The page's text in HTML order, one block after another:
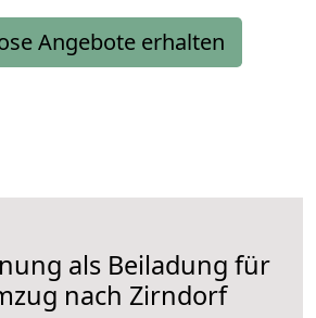
Angebote erhalten
als Beiladung für
nach Zirndorf